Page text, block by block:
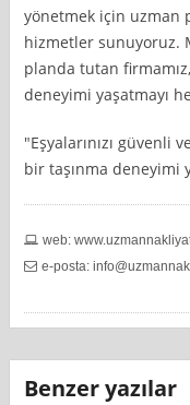
yönetmek için uzman
hizmetler sunuyoruz.
planda tutan
deneyimi yaşatmayı
"Eşyalarınızı güvenli
bir taşınma deneyimi
web:
e-posta:
Benzer yazılar